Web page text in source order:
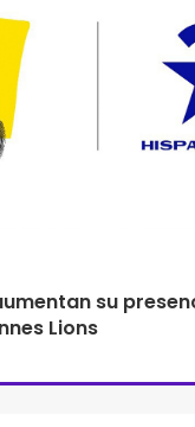
su
Lions